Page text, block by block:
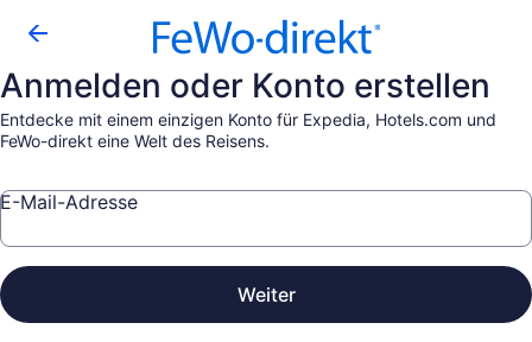
Anmelden oder Konto erstellen
Entdecke mit einem einzigen Konto für Expedia, Hotels.com und
FeWo-direkt eine Welt des Reisens.
E-Mail-Adresse
Weiter